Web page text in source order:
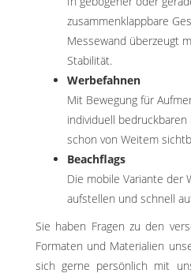
zusammenklappbare
Messewand überzeugt
Stabilität.
Werbefahnen
Mit Bewegung für
individuell bedruckbaren
schon von Weitem
Beachflags
Die mobile Variante der
aufstellen und schnell
Sie haben Fragen zu den
Formaten und Materialien
sich gerne persönlich mit